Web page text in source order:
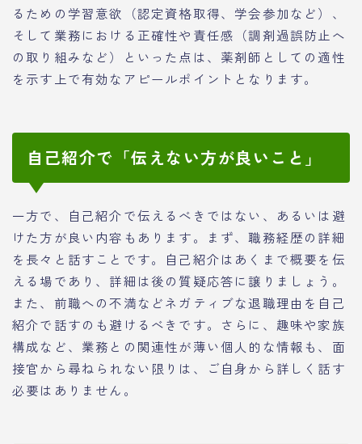
るための学習意欲（認定資格取得、学会参加など）、
そして業務における正確性や責任感（調剤過誤防止へ
の取り組みなど）といった点は、薬剤師としての適性
を示す上で有効なアピールポイントとなります。
自己紹介で「伝えない方が良いこと」
一方で、自己紹介で伝えるべきではない、あるいは避
けた方が良い内容もあります。まず、職務経歴の詳細
を長々と話すことです。自己紹介はあくまで概要を伝
える場であり、詳細は後の質疑応答に譲りましょう。
また、前職への不満などネガティブな退職理由を自己
紹介で話すのも避けるべきです。さらに、趣味や家族
構成など、業務との関連性が薄い個人的な情報も、面
接官から尋ねられない限りは、ご自身から詳しく話す
必要はありません。